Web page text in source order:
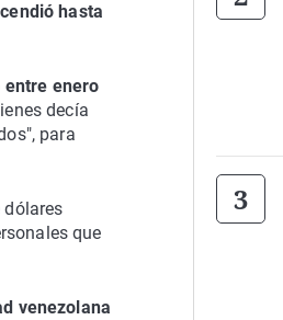
hasta
entre enero
decía
para
dólares
que
venezolana